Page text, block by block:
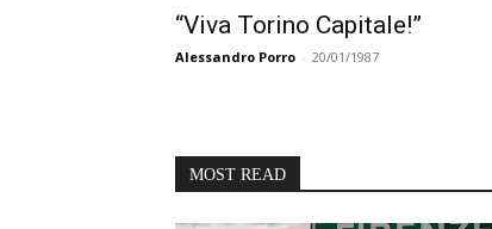
“Viva Torino Capitale!”
Alessandro Porro - 20/01/1987
MOST READ